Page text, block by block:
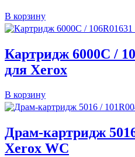
В корзину
Картридж 6000C /
для Xerox
В корзину
Драм-картридж
Xerox WC